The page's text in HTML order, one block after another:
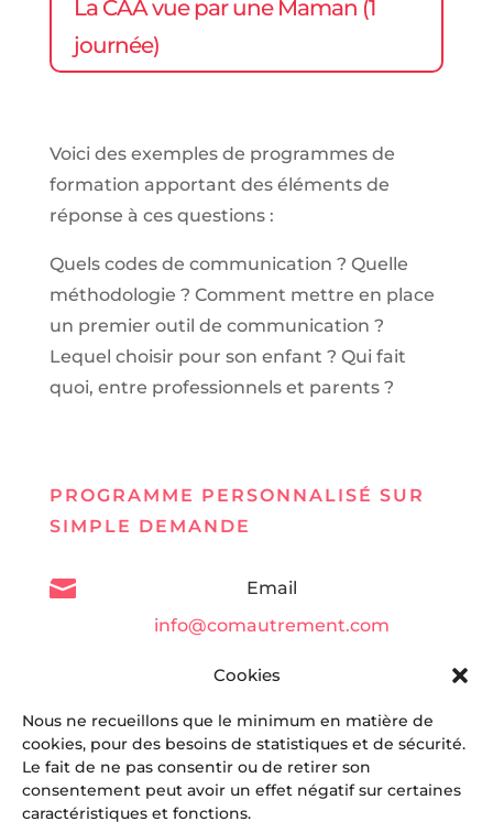
Cookies
Nous ne recueillons que le minimum en matière de
cookies, pour des besoins de statistiques et de sécurité.
Le fait de ne pas consentir ou de retirer son
consentement peut avoir un effet négatif sur certaines
caractéristiques et fonctions.
La CAA vue par une Maman (1
journée)
Voici des exemples de programmes de
formation apportant des éléments de
réponse à ces questions :
Quels codes de communication ? Quelle
méthodologie ? Comment mettre en place
un premier outil de communication ?
Lequel choisir pour son enfant ? Qui fait
quoi, entre professionnels et parents ?
PROGRAMME PERSONNALISÉ SUR
SIMPLE DEMANDE

Email
info@comautrement.com
Telephone
06 86 61 39 93